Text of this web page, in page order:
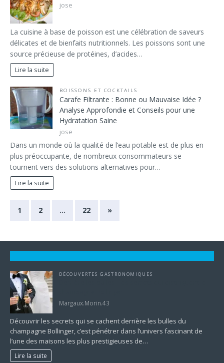
jose
La cuisine à base de poisson est une célébration de saveurs
délicates et de bienfaits nutritionnels. Les poissons sont une
source précieuse de protéines, d’acides…
Lire la suite
BOISSONS ET COCKTAILS
Carafe Filtrante : Bonne ou Mauvaise Idée ?
Analyse Approfondie et Conseils pour une
Hydratation Saine
jose
Dans un monde où la qualité de l’eau potable est de plus en
plus préoccupante, de nombreux consommateurs se
tournent vers des solutions alternatives pour…
Lire la suite
1 2 … 22 »
DÉCOUVERTES GASTRONOMIQUES
Margaux.Morin.43
Découvrir les secrets qui se cachent derrière les bulles du
champagne Bollinger, c’est pénétrer dans l’univers fascinant de
l’une des maisons les plus prestigieuses de…
Lire la suite